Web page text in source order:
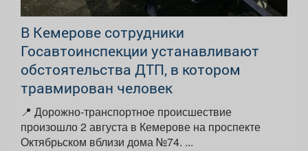
В Кемерове сотрудники
Госавтоинспекции устанавливают
обстоятельства ДТП, в котором
травмирован человек
📍 Дорожно-транспортное происшествие
произошло 2 августа в Кемерове на проспекте
Октябрьском вблизи дома №74. ...